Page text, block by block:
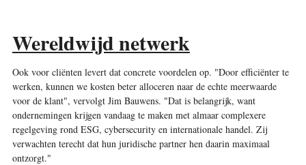
Wereldwijd netwerk
Ook voor cliënten levert dat concrete voordelen op. "Door efficiënter te
werken, kunnen we kosten beter alloceren naar de echte meerwaarde
voor de klant", vervolgt Jim Bauwens. "Dat is belangrijk, want
ondernemingen krijgen vandaag te maken met almaar complexere
regelgeving rond ESG, cybersecurity en internationale handel. Zij
verwachten terecht dat hun juridische partner hen daarin maximaal
ontzorgt."